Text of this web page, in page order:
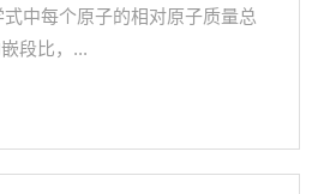
中每个原子的相对原子质量总
段比，...